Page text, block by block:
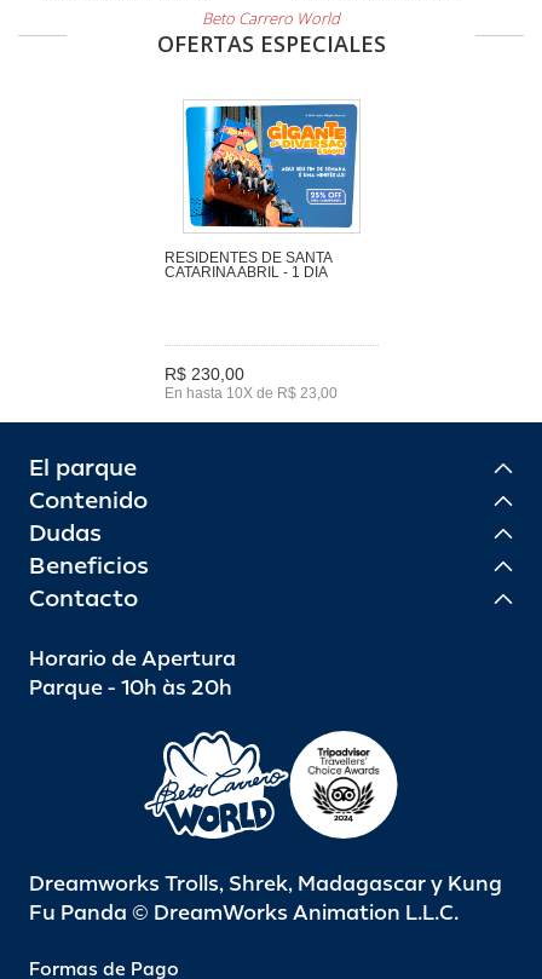
Beto Carrero World
OFERTAS ESPECIALES
RESIDENTES DE SANTA
CATARINA ABRIL - 1 DIA
R$ 230,00
En hasta 10X de R$ 23,00
El parque
Contenido
Dudas
Beneficios
Contacto
Horario de Apertura
Parque - 10h às 20h
Dreamworks Trolls, Shrek, Madagascar y Kung
Fu Panda © DreamWorks Animation L.L.C.
Formas de Pago